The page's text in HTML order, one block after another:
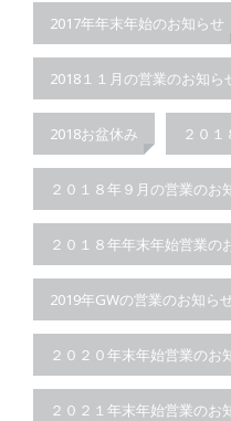
2017年年末年始のお知らせ
2018１１月の営業のお知ら
2018お盆休み ２０
２０１８年９月の営業のお
２０１８年年末年始営業の
2019年GWの営業のお知ら
２０２０年末年始営業のお
２０２１年末年始営業のお